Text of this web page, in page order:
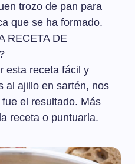
trozo de pan para
que se ha formado.
RECETA DE
esta receta fácil y
al ajillo en sartén, nos
el resultado. Más
receta o puntuarla.